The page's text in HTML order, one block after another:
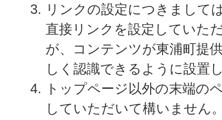
リンクの設定につきまして
直接リンクを設定していた
が、コンテンツが東浦町提
しく認識できるように設置
トップページ以外の末端の
していただいて構いません